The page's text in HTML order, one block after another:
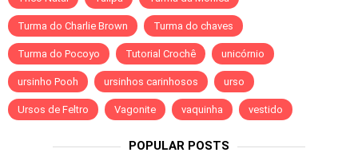
Turma do Charlie Brown Turma do chaves
Turma do Pocoyo Tutorial Crochê unicórnio
ursinho Pooh ursinhos carinhosos urso
Ursos de Feltro Vagonite vaquinha vestido
POPULAR POSTS